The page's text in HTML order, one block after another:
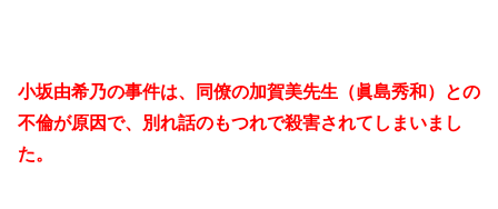
小坂由希乃の事件は、同僚の加賀美先生（眞島秀和）との
不倫が原因で、別れ話のもつれで殺害されてしまいまし
た。